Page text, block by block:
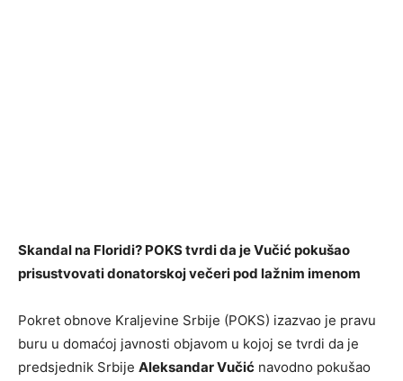
Skandal na Floridi? POKS tvrdi da je Vučić pokušao
prisustvovati donatorskoj večeri pod lažnim imenom
Pokret obnove Kraljevine Srbije (POKS) izazvao je pravu
buru u domaćoj javnosti objavom u kojoj se tvrdi da je
predsjednik Srbije Aleksandar Vučić navodno pokušao